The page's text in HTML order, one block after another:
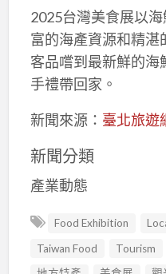
2025台灣美食展以
富的海產資源和精湛
客品嚐到最新鮮的海
手禮帶回家。
新聞來源： 臺北旅遊
新聞分類
產業動態
Food Exhibition
Taiwan Food
Tourism